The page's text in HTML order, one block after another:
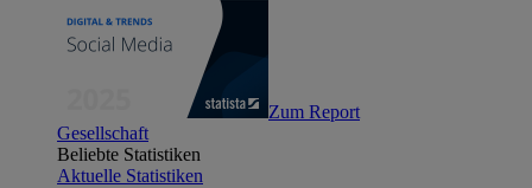
Zum Report
Gesellschaft
Beliebte Statistiken
Aktuelle Statistiken